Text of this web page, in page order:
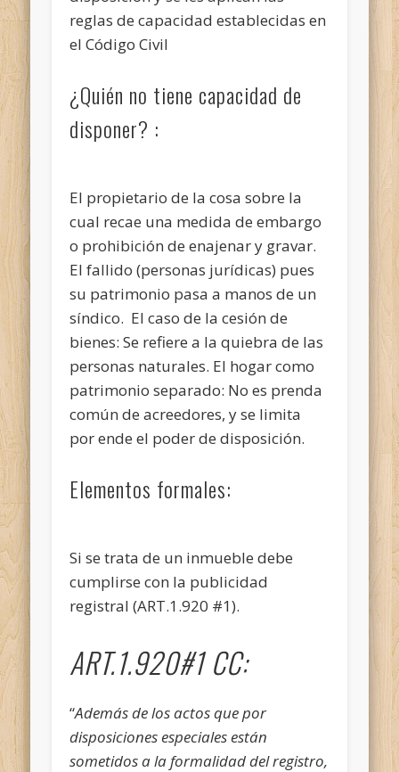
reglas de capacidad establecidas en
el Código Civil
¿Quién no tiene capacidad de
disponer? :
El propietario de la cosa sobre la
cual recae una medida de embargo
o prohibición de enajenar y gravar.
El fallido (personas jurídicas) pues
su patrimonio pasa a manos de un
síndico. El caso de la cesión de
bienes: Se refiere a la quiebra de las
personas naturales. El hogar como
patrimonio separado: No es prenda
común de acreedores, y se limita
por ende el poder de disposición.
Elementos formales:
Si se trata de un inmueble debe
cumplirse con la publicidad
registral (ART.1.920 #1).
ART.1.920#1 CC:
“Además de los actos que por
disposiciones especiales están
sometidos a la formalidad del registro,